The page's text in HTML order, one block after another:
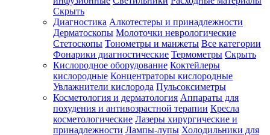
Скрыть
Диагностика Алкотестеры и принадлежности
Дерматоскопы Молоточки неврологические
Стетоскопы Тонометры и манжеты Все категории
Фонарики диагностические Термометры Скрыть
Кислородное оборудование Коктейлеры
кислородные Концентраторы кислородные
Увлажнители кислорода Пульсоксиметры
Косметология и дерматология Аппараты для
похудения и антивозрастной терапии Кресла
косметологические Лазеры хирургические и
принадлежности Лампы-лупы Холодильники для